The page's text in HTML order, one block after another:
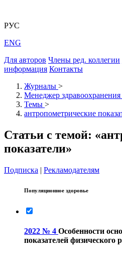
РУС
ENG
Для авторов Члены ред. коллегии
информация Контакты
Журналы >
Менеджер здравоохранения
Темы >
антропометрические
Статьи с темой:
показатели»
Подписка | Рекламодателям
Популяционное здоровье
2022 № 4 Особенности
показателей физического